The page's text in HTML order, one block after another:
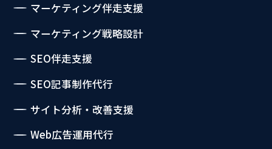
マーケティング伴走支援
マーケティング戦略設計
SEO伴走支援
SEO記事制作代行
サイト分析・改善支援
Web広告運用代行